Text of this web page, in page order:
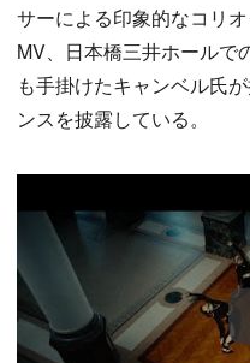
サーによる印象的なコリ
MV、日本橋三井ホールで
も手掛けたキャンベル氏
ンスを披露している。